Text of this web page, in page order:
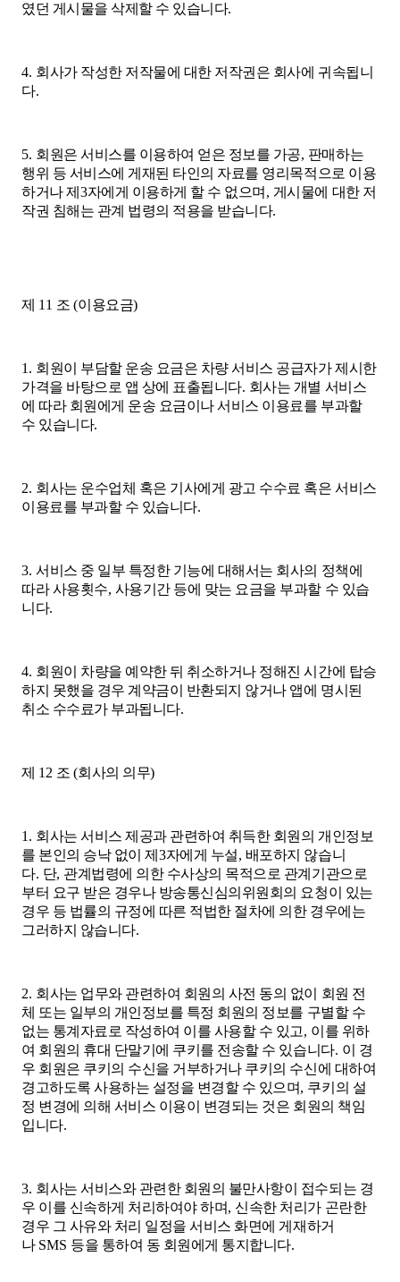
였던 게시물을 삭제할 수 있습니다.
4. 회사가 작성한 저작물에 대한 저작권은 회사에 귀속됩니
다.
5. 회원은 서비스를 이용하여 얻은 정보를 가공, 판매하는
행위 등 서비스에 게재된 타인의 자료를 영리목적으로 이용
하거나 제 3자에게 이용하게 할 수 없으며 , 게시물에 대한 저
작권 침해는 관계 법령의 적용을 받습니다.
제 11 조(이용요금)
1. 회원이 부담할 운송 요금은 차량 서비스 공급자가 제시한
가격을 바탕으로 앱 상에 표출됩니다. 회사는 개별 서비스
에 따라 회원에게 운송 요금이나 서비스 이용료를 부과할
수 있습니다.
2. 회사는 운수업체 혹은 기사에게 광고 수수료 혹은 서비스
이용료를 부과할 수 있습니다.
3. 서비스 중 일부 특정한 기능에 대해서는 회사의 정책에
따라 사용횟수, 사용기간 등에 맞는 요금을 부과할 수 있습
니다.
4. 회원이 차량을 예약한 뒤 취소하거나 정해진 시간에 탑승
하지 못했을 경우 계약금이 반환되지 않거나 앱에 명시된
취소 수수료가 부과됩니다.
제 12 조(회사의 의무)
1. 회사는 서비스 제공과 관련하여 취득한 회원의 개인정보
를 본인의 승낙 없이 제 3자에게 누설, 배포하지 않습니
다. 단, 관계법령에 의한 수사상의 목적으로 관계기관으로
부터 요구 받은 경우나 방송통신심의위원회의 요청이 있는
경우 등 법률의 규정에 따른 적법한 절차에 의한 경우에는
그러하지 않습니다.
2. 회사는 업무와 관련하여 회원의 사전 동의 없이 회원 전
체 또는 일부의 개인정보를 특정 회원의 정보를 구별할 수
없는 통계자료로 작성하여 이를 사용할 수 있고, 이를 위하
여 회원의 휴대 단말기에 쿠키를 전송할 수 있습니다. 이 경
우 회원은 쿠키의 수신을 거부하거나 쿠키의 수신에 대하여
경고하도록 사용하는 설정을 변경할 수 있으며, 쿠키의 설
정 변경에 의해 서비스 이용이 변경되는 것은 회원의 책임
입니다.
3. 회사는 서비스와 관련한 회원의 불만사항이 접수되는 경
우 이를 신속하게 처리하여야 하며, 신속한 처리가 곤란한
경우 그 사유와 처리 일정을 서비스 화면에 게재하거
나 SMS 등을 통하여 동 회원에게 통지합니다.